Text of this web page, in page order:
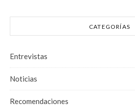
CATEGORÍAS
Entrevistas
Noticias
Recomendaciones